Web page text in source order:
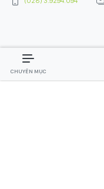
CHUYÊN MỤC